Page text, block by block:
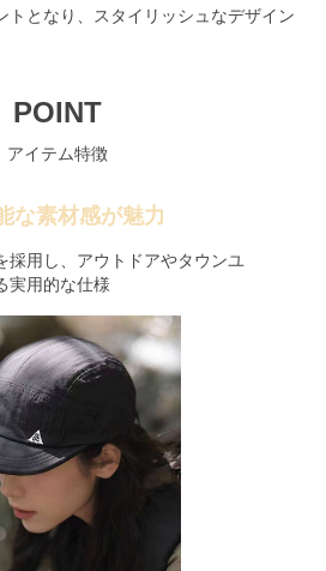
トとなり、スタイリッシュなデザイン
POINT
アイテム特徴
な素材感が魅力
採用し、アウトドアやタウンユ
実用的な仕様